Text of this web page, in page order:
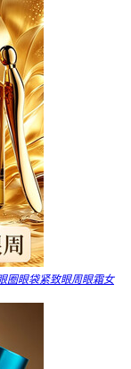
圈眼袋紧致眼周眼霜女